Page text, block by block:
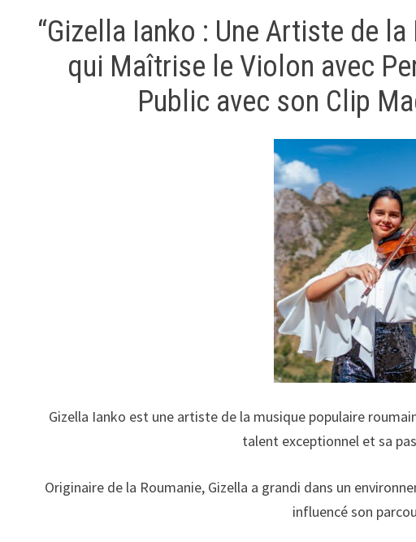
“Gizella Ianko : Une Artiste de
qui Maîtrise le Violon avec
Public avec son Clip
Gizella Ianko est une artiste de la musique populaire
talent exceptionnel et sa
Originaire de la Roumanie, Gizella a grandi dans un
influencé son